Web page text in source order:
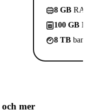
8 GB
100 GB
8 TB
och mer